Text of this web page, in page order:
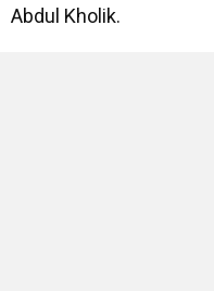
Abdul Kholik.